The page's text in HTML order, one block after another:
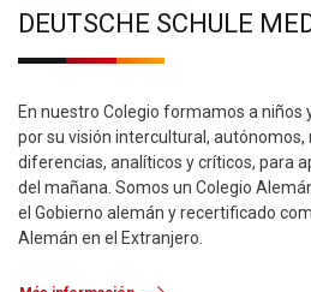
DEUTSCHE SCHULE
En nuestro Colegio formamos a niños
por su visión intercultural, autónomos,
diferencias, analíticos y críticos, para
del mañana. Somos un Colegio
el Gobierno alemán y recertificado
Alemán en el Extranjero.